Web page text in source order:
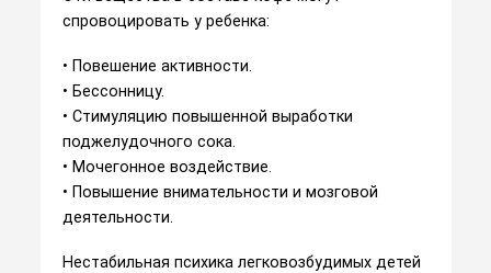
спровоцировать у ребенка:
• Повешение активности.
• Бессонницу.
• Стимуляцию повышенной выработки
поджелудочного сока.
• Мочегонное воздействие.
• Повышение внимательности и мозговой
деятельности.
Нестабильная психика легковозбудимых детей